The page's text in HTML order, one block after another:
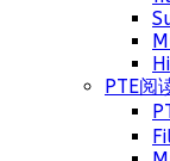
PTE阅